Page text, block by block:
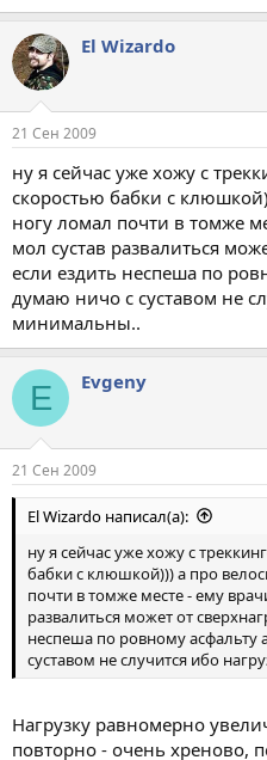
El Wizardo
21 Сен 2009
ну я сейчас уже хожу с
скоростью бабки с
ногу ломал почти в томже
мол сустав развалиться
если ездить неспеша по
думаю ничо с суставом не
минимальны..
E Evgeny
21 Сен 2009
El Wizardo написал(а):
ну я сейчас уже хожу с
бабки с клюшкой))) а про
почти в томже месте - ему
развалиться может от
неспеша по ровному
суставом не случится ибо
Нагрузку равномерно
повторно - очень хреново,